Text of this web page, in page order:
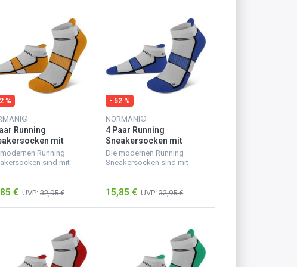
%
Running
mit
Bright
Running
sind mit
und bieten eine
ausgeruhten...
€ UVP: 32,95 €
- 52 %
NORMANI®
4 Paar Running
Sneakersocken mit
Fersenlasche Cobald
Die modernen Running
Sneakersocken sind mit
versehen und bieten eine
für einen ausgeruhten...
15,85 € UVP: 32,95 €